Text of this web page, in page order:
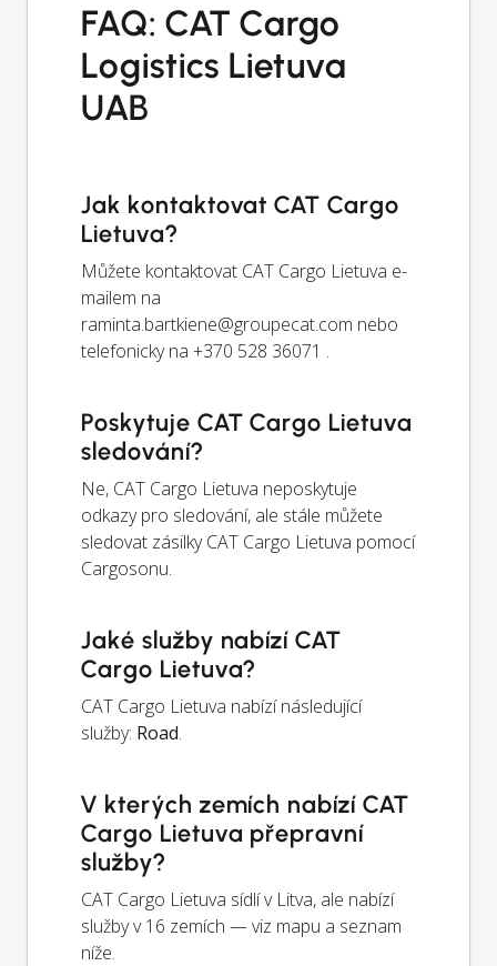
FAQ: CAT Cargo
Logistics Lietuva
UAB
Jak kontaktovat CAT Cargo
Lietuva?
Můžete kontaktovat CAT Cargo Lietuva e-
mailem na
raminta.bartkiene@groupecat.com nebo
telefonicky na +370 528 36071 .
Poskytuje CAT Cargo Lietuva
sledování?
Ne, CAT Cargo Lietuva neposkytuje
odkazy pro sledování, ale stále můžete
sledovat zásilky CAT Cargo Lietuva pomocí
Cargosonu.
Jaké služby nabízí CAT
Cargo Lietuva?
CAT Cargo Lietuva nabízí následující
služby: Road.
V kterých zemích nabízí CAT
Cargo Lietuva přepravní
služby?
CAT Cargo Lietuva sídlí v Litva, ale nabízí
služby v 16 zemích — viz mapu a seznam
níže.